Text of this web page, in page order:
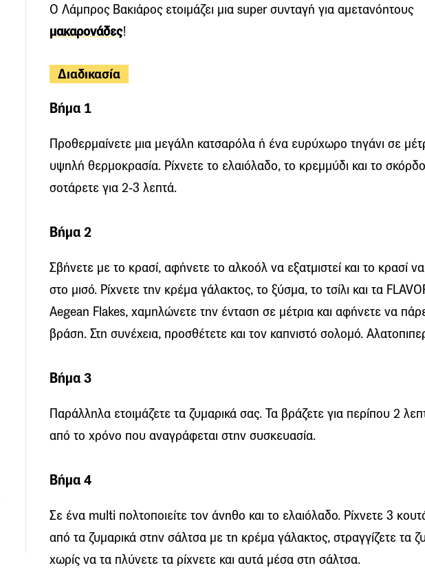
Ο Λάμπρος Βακιάρος ετοιμάζει μια super συνταγή για αμετανόητους
μακαρονάδες!
Διαδικασία
Βήμα 1
Προθερμαίνετε μια μεγάλη κατσαρόλα ή ένα ευρύχωρο τηγάνι σε
υψηλή θερμοκρασία. Ρίχνετε το ελαιόλαδο, το κρεμμύδι και το
σοτάρετε για 2-3 λεπτά.
Βήμα 2
Σβήνετε με το κρασί, αφήνετε το αλκοόλ να εξατμιστεί και το κρασί
στο μισό. Ρίχνετε την κρέμα γάλακτος, το ξύσμα, το τσίλι και τα
Aegean Flakes, χαμηλώνετε την ένταση σε μέτρια και αφήνετε να
βράση. Στη συνέχεια, προσθέτετε και τον καπνιστό σολομό.
Βήμα 3
Παράλληλα ετοιμάζετε τα ζυμαρικά σας. Τα βράζετε για περίπου 2
από το χρόνο που αναγράφεται στην συσκευασία.
Βήμα 4
Σε ένα multi πολτοποιείτε τον άνηθο και το ελαιόλαδο. Ρίχνετε 3
από τα ζυμαρικά στην σάλτσα με τη κρέμα γάλακτος, στραγγίζετε τα
χωρίς να τα πλύνετε τα ρίχνετε και αυτά μέσα στη σάλτσα.